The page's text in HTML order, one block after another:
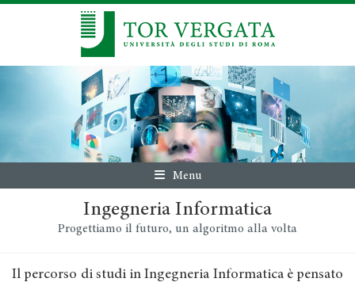
Menu
Ingegneria Informatica
Progettiamo il futuro, un algoritmo alla volta
Il percorso di studi in Ingegneria Informatica è pensato